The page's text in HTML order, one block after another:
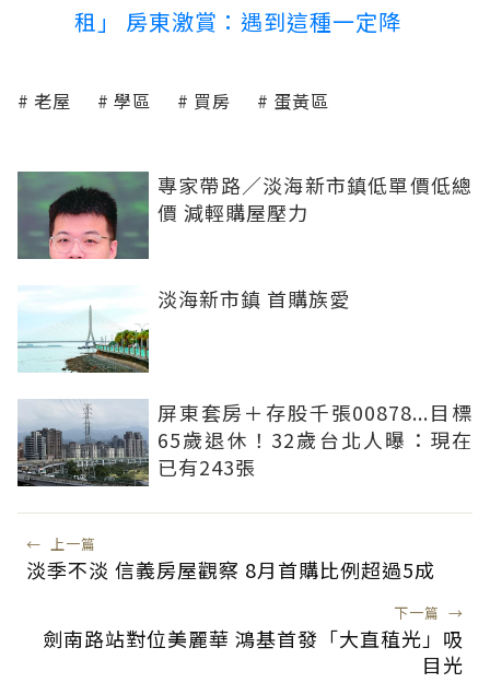
租」 房東激賞：遇到這種一定降
老屋 學區 買房 蛋黃區
專家帶路／淡海新市鎮低單價低總
價 減輕購屋壓力
淡海新市鎮 首購族愛
屏東套房＋存股千張00878...目標
65歲退休！32歲台北人曝：現在
已有243張
← 上一篇
淡季不淡 信義房屋觀察 8月首購比例超過5成
下一篇 →
劍南路站對位美麗華 鴻基首發「大直稙光」吸
目光